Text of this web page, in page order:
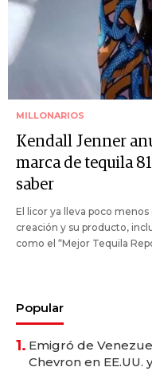
MILLONARIOS
Kendall Jenner
marca de tequila
saber
El licor ya lleva poco
creación y su producto,
como el “Mejor Tequila
Popular
1. Emigró de
Chevron en EE.UU.